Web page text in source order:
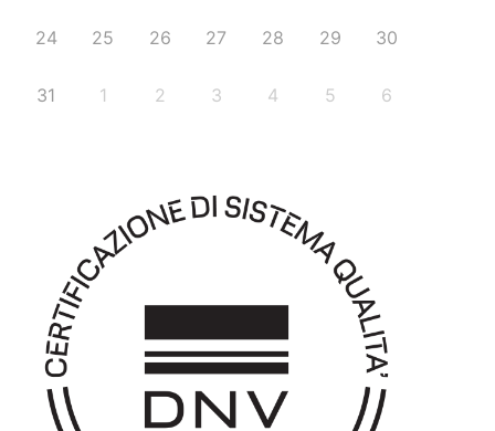
24 25 26 27 28 29 30
31 1 2 3 4 5 6